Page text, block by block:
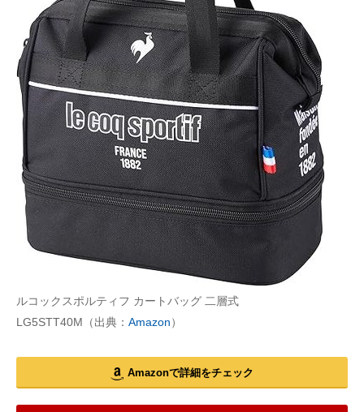
ルコックスポルティフ カートバッグ 二層式
LG5STT40M（出典： Amazon）
Amazonで詳細をチェック